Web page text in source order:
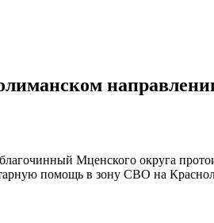
Мценского округа
помощь в зону СВО на